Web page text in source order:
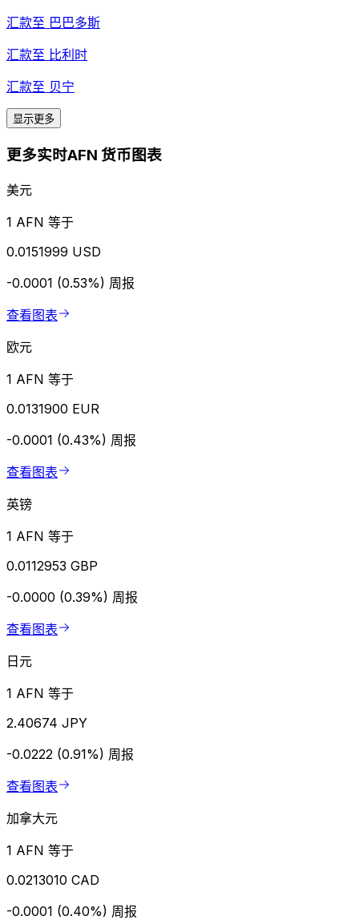
汇款至 巴巴多斯
汇款至 比利时
汇款至 贝宁
显示更多
更多实时AFN 货币图表
美元
1 AFN 等于
0.0151999 USD
-0.0001 (0.53%) 周报
查看图表
欧元
1 AFN 等于
0.0131900 EUR
-0.0001 (0.43%) 周报
查看图表
英镑
1 AFN 等于
0.0112953 GBP
-0.0000 (0.39%) 周报
查看图表
日元
1 AFN 等于
2.40674 JPY
-0.0222 (0.91%) 周报
查看图表
加拿大元
1 AFN 等于
0.0213010 CAD
-0.0001 (0.40%) 周报